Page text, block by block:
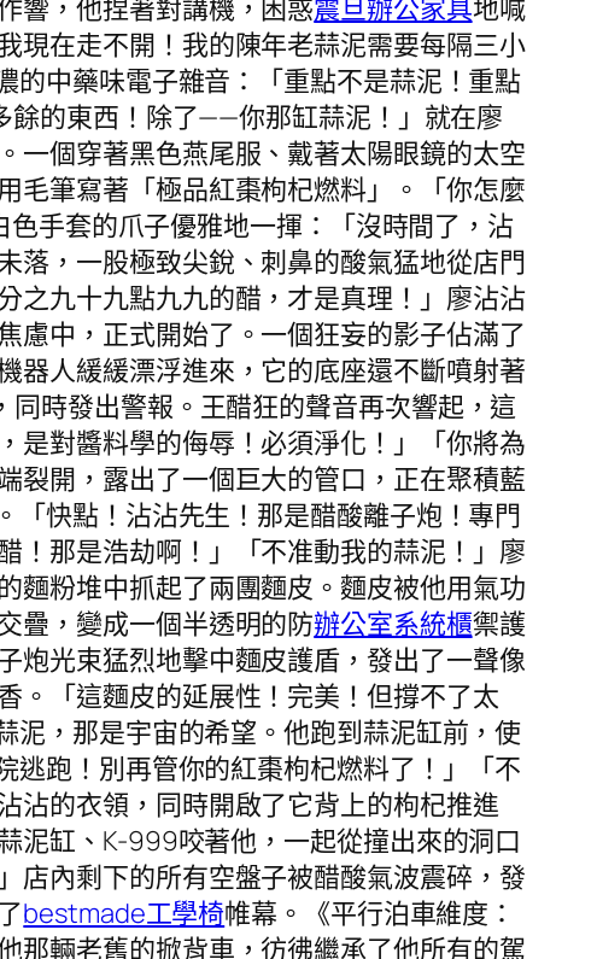
響，他捏著對講機，困惑震旦辦公家具地喊
現在走不開！我的陳年老蒜泥需要每隔三小
中藥味電子雜音：「重點不是蒜泥！重點
餘的東西！除了——你那缸蒜泥！」就在廖
一個穿著黑色燕尾服、戴著太陽眼鏡的太空
毛筆寫著「極品紅棗枸杞燃料」。「你怎麼
色手套的爪子優雅地一揮：「沒時間了，沾
落，一股極致尖銳、刺鼻的酸氣猛地從店門
之九十九點九九的醋，才是真理！」廖沾沾
慮中，正式開始了。一個狂妄的影子佔滿了
器人緩緩漂浮進來，它的底座還不斷噴射著
同時發出警報。王醋狂的聲音再次響起，這
是對醬料學的侮辱！必須淨化！」「你將為
裂開，露出了一個巨大的管口，正在聚積藍
快點！沾沾先生！那是醋酸離子炮！專門
！那是浩劫啊！」「不准動我的蒜泥！」廖
麵粉堆中抓起了兩團麵皮。麵皮被他用氣功
疊，變成一個半透明的防辦公室系統櫃禦護
炮光束猛烈地擊中麵皮護盾，發出了一聲像
。「這麵皮的延展性！完美！但撐不了太
，那是宇宙的希望。他跑到蒜泥缸前，使
跑！別再管你的紅棗枸杞燃料了！」「不
沾的衣領，同時開啟了它背上的枸杞推進
泥缸、K-999咬著他，一起從撞出來的洞口
店內剩下的所有空盤子被醋酸氣波震碎，發
bestmade工學椅帷幕。《平行泊車維度：
那輛老舊的掀背車，彷彿繼承了他所有的駕